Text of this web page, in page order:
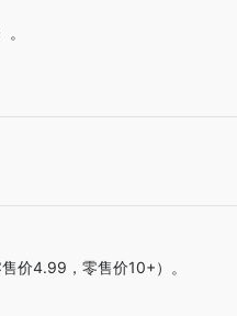
价4.99 ，零售价10+）。